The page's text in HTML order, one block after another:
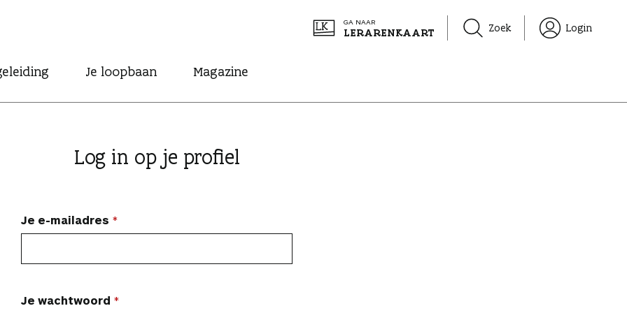
GA NAAR
LERARENKAART Zoek Login
Je loopbaan Magazine
Log in op je profiel
Je e-mailadres
Je wachtwoord